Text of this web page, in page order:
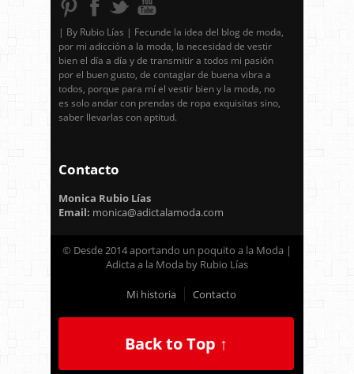
| By Rubio Lías | Fecunde la idea del blog de moda,
por mi adicción a la moda, la necesidad de vestir
bien el día a día y de transmitir a todos mi pasión
por el buen gusto, de contagiar de buena vibra a
todos, porque para mí el vestir bien y la moda, no
es solo andar con prendas de ropa exquisitas sino,
saber llevarlas con aptitud.
Contacto
Monica Rubio Lías
Email: monica@adictalamoda.com
© Desde 2014 aportando un poquito a la Moda |
Adicta a la Moda by Rubio Lías
Mi historia Contacto
Back to Top ↑